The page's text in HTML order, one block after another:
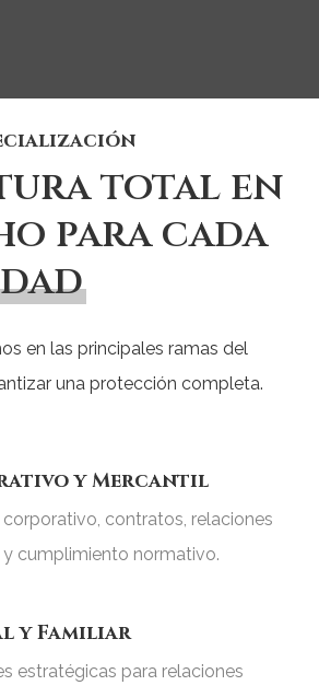
total en
para cada
en las principales ramas del
una protección completa.
y Mercantil
corporativo, contratos, relaciones
y cumplimiento normativo.
y Familiar
estratégicas para relaciones